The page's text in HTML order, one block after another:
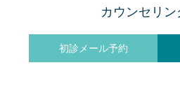
カウンセリン
初診メール予約